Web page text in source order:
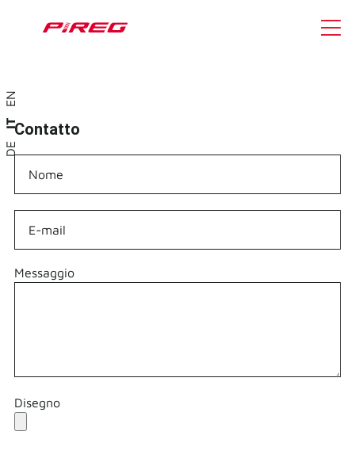
DE
IT
EN
Contatto
Nome
E-mail
Messaggio
Disegno